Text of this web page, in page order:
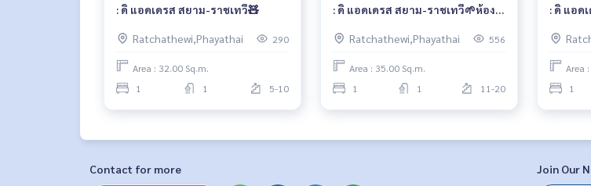
: ดิ แอดเดรส สยาม-ราชเทวี🧸
Ratchathewi,Phayathai 290
Area : 32.00 Sq.m.
1
1 5-10
: ดิ แอดเดรส สยาม-ราชเทวี🌱ห้อง
Ratchathewi,Phayathai
556
Area : 35.00 Sq.m.
1
1 11-20
: ดิ แอด
Area
1
Contact for more Join Our